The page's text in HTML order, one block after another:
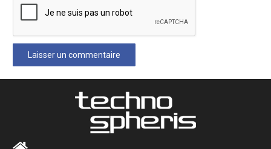
Laisser un commentaire